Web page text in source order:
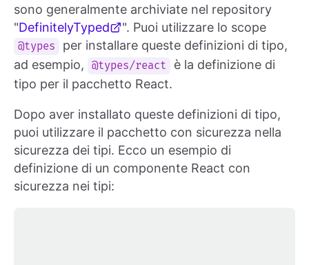
sono generalmente archiviate nel repository
"DefinitelyTyped ". Puoi utilizzare lo scope
@types
per installare queste definizioni di tipo,
ad esempio,
@types/react
è la definizione di
tipo per il pacchetto React.
Dopo aver installato queste definizioni di tipo,
puoi utilizzare il pacchetto con sicurezza nella
sicurezza dei tipi. Ecco un esempio di
definizione di un componente React con
sicurezza nei tipi: